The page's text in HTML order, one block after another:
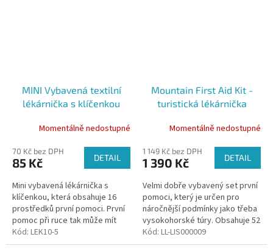
MINI Vybavená textilní
lékárnička s klíčenkou
Momentálně nedostupné
70 Kč bez DPH
85 Kč DETAIL
Mini vybavená lékárnička s
klíčenkou, která obsahuje 16
prostředků první pomoci. První
pomoc při ruce tak může mít
každý. Pouzdro disponuje
velkou plochou k potisku,
Kód: LEK10-5
Mountain First Aid Kit -
turistická lékárnička
Momentálně nedostupné
1 149 Kč bez DPH
1 390 Kč DETAIL
Velmi dobře vybavený set první
pomoci, který je určen pro
náročnější podmínky jako třeba
vysokohorské túry. Obsahuje 52
položek.
Kód: LL-LIS000009